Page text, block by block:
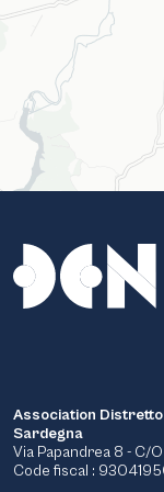
Association
Sardegna
Via Papandrea 8 - C/
Code fiscal :